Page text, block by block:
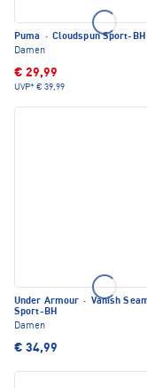
Puma · Cloudspun Sport-BH
Damen
€ 29,99
UVP* € 39,99
Under Armour · Vanish
Sport-BH
Damen
€ 34,99